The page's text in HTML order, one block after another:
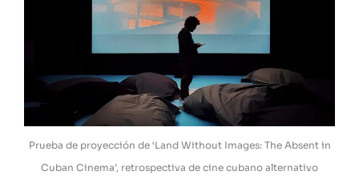
Prueba de proyección de ‘Land Without Images: The Absent in
Cuban Cinema’, retrospectiva de cine cubano alternativo